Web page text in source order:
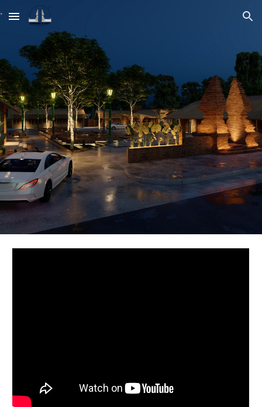
Skip to main content Skip to navigation